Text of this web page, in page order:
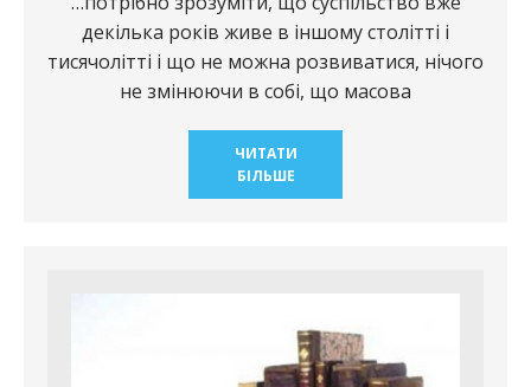
декілька років живе в іншому столітті і
тисячолітті і що не можна розвиватися, нічого
не змінюючи в собі, що масова
ЧИТАТИ
БІЛЬШЕ